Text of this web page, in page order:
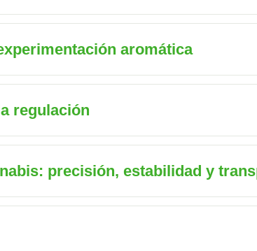
aromática
regulación
precisión, estabilidad y